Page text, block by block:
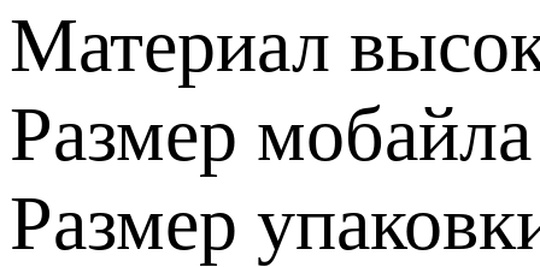
Материал
Размер
Размер